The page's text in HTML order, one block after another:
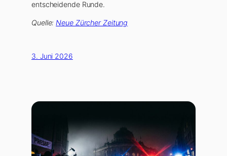
entscheidende Runde.
Quelle: Neue Zürcher Zeitung
3. Juni 2026